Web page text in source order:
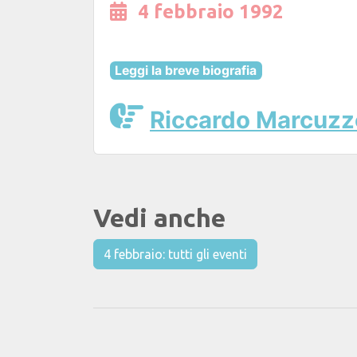
4 febbraio 1992
Leggi la breve biografia
Riccardo
Vedi anche
4 febbraio: tutti gli eventi